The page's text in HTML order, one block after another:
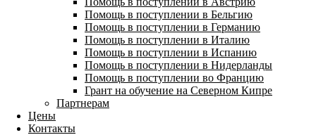
Помощь в поступлении в Бельгию
Помощь в поступлении в Германию
Помощь в поступлении в Италию
Помощь в поступлении в Испанию
Помощь в поступлении в Нидерланды
Помощь в поступлении во Францию
Грант на обучение на Северном Кипре
Партнерам
Цены
Контакты